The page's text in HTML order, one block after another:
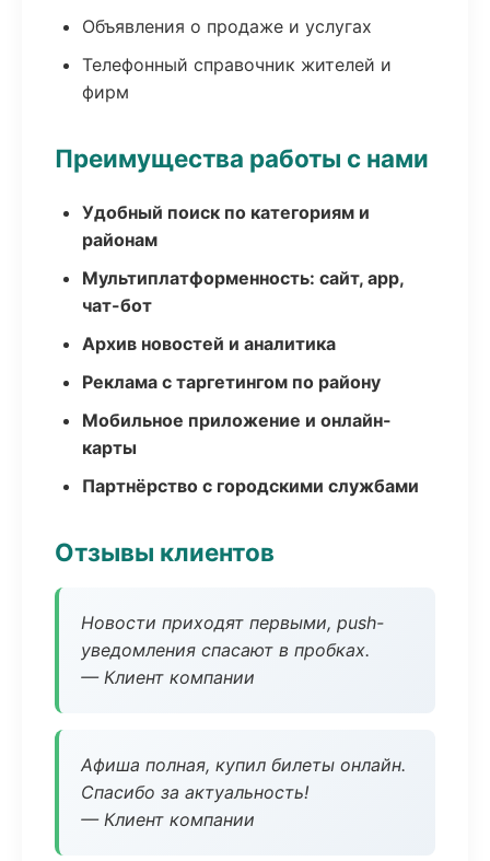
Объявления о продаже и услугах
Телефонный справочник жителей и
фирм
Преимущества работы с нами
Удобный поиск по категориям и
районам
Мультиплатформенность: сайт, app,
чат-бот
Архив новостей и аналитика
Реклама с таргетингом по району
Мобильное приложение и онлайн-
карты
Партнёрство с городскими службами
Отзывы клиентов
Новости приходят первыми, push-
уведомления спасают в пробках.
— Клиент компании
Афиша полная, купил билеты онлайн.
Спасибо за актуальность!
— Клиент компании